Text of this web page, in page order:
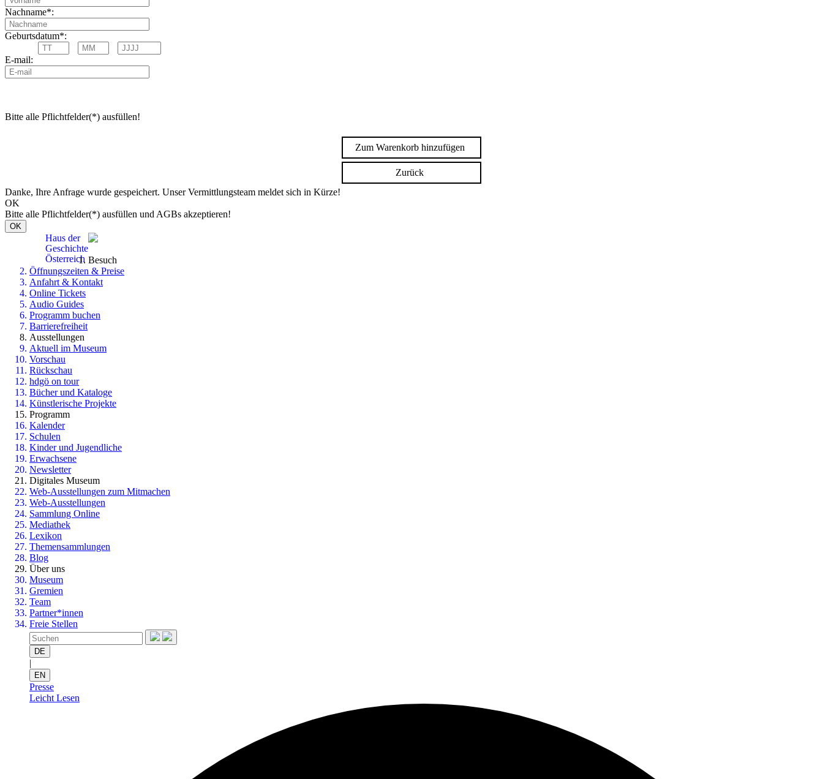
Nachname*:
Geburtsdatum*:
E-mail:
Bitte alle Pflichtfelder(*) ausfüllen!
Zum Warenkorb hinzufügen
Zurück
Danke, Ihre Anfrage wurde gespeichert. Unser Vermittlungsteam meldet sich in Kürze!
OK
Bitte alle Pflichtfelder(*) ausfüllen und AGBs akzeptieren!
OK
Haus der
Geschichte
Österreich Besuch
Öffnungszeiten & Preise
Anfahrt & Kontakt
Online Tickets
Audio Guides
Programm buchen
Barrierefreiheit
Ausstellungen
Aktuell im Museum
Vorschau
Rückschau
hdgö on tour
Bücher und Kataloge
Künstlerische Projekte
Programm
Kalender
Schulen
Kinder und Jugendliche
Erwachsene
Newsletter
Digitales Museum
Web-Ausstellungen zum Mitmachen
Web-Ausstellungen
Sammlung Online
Mediathek
Lexikon
Themensammlungen
Blog
Über uns
Museum
Gremien
Team
Partner*innen
Freie Stellen
DE
|
EN
Presse
Leicht Lesen